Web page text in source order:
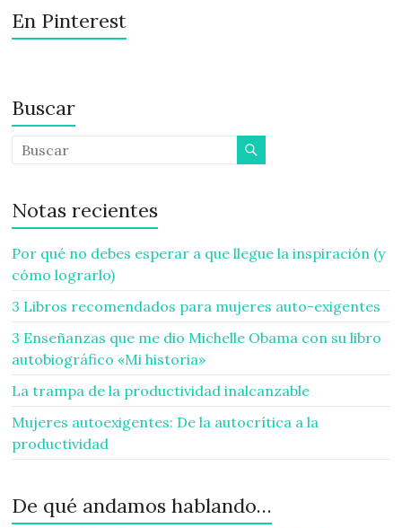
En Pinterest
Buscar
Notas recientes
Por qué no debes esperar a que llegue la inspiración (y
cómo lograrlo)
3 Libros recomendados para mujeres auto-exigentes
3 Enseñanzas que me dio Michelle Obama con su libro
autobiográfico «Mi historia»
La trampa de la productividad inalcanzable
Mujeres autoexigentes: De la autocrítica a la
productividad
De qué andamos hablando…